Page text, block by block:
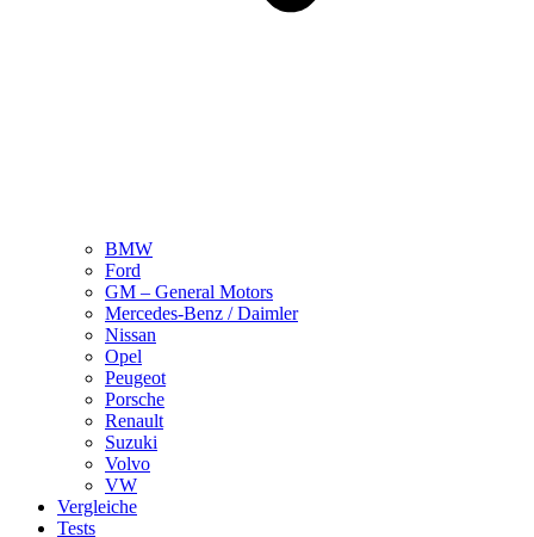
BMW
Ford
GM – General Motors
Mercedes-Benz / Daimler
Nissan
Opel
Peugeot
Porsche
Renault
Suzuki
Volvo
VW
Vergleiche
Tests